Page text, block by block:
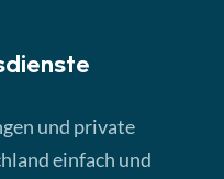
3
und private
einfach und